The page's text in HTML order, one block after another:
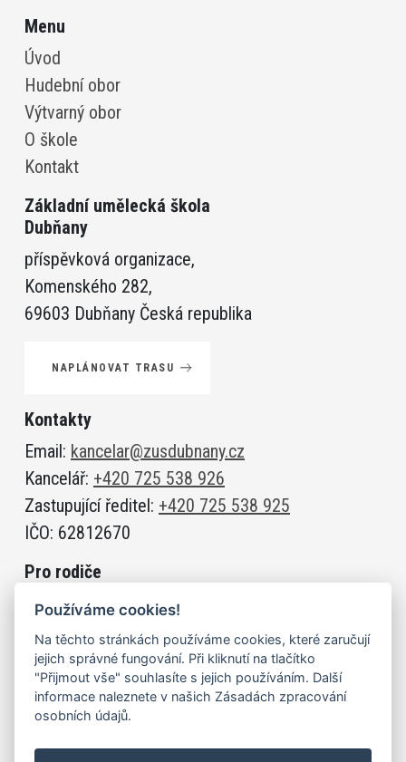
Menu
Úvod
Hudební obor
Výtvarný obor
O škole
Kontakt
Základní umělecká škola
Dubňany
příspěvková organizace,
Komenského 282,
69603 Dubňany Česká republika
NAPLÁNOVAT TRASU
Kontakty
Email: kancelar@zusdubnany.cz
Kancelář: +420 725 538 926
Zastupující ředitel: +420 725 538 925
IČO: 62812670
Pro rodiče
Jak se přihlásit do ZUŠ
Zaměstnanci
Aktuální informace
Prohlášení o přístupnosti
Používáme cookies!
Na těchto stránkách používáme cookies, které zaručují
jejich správné fungování. Při kliknutí na tlačítko
"Přijmout vše" souhlasíte s jejich používáním. Další
informace naleznete v našich Zásadách zpracování
osobních údajů.